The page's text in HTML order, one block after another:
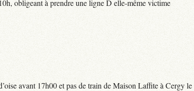
obligeant à prendre une ligne D elle-même victime
avant 17h00 et pas de train de Maison Laffite à Cergy le